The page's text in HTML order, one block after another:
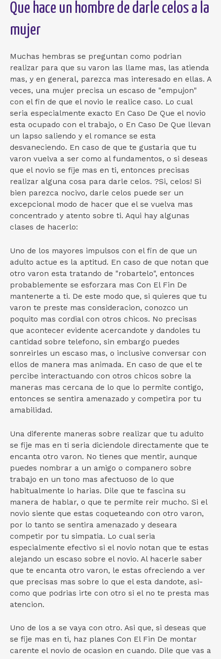
Que hace un hombre de darle celos a la
mujer
Muchas hembras se preguntan como podri­an
realizar para que su varon las llame mas, las atienda
mas, y en general, parezca mas interesado en ellas. A
veces, una mujer precisa un escaso de "empujon"
con el fin de que el novio le realice caso. Lo cual
seri­a especialmente exacto En Caso De Que el novio
esta ocupado con el trabajo, o En Caso De Que llevan
un lapso saliendo y el romance se esta
desvaneciendo. En caso de que te gustaria que tu
varon vuelva a ser como al fundamentos, o si deseas
que el novio se fije mas en ti, entonces precisas
realizar alguna cosa para darle celos. ?Si, celos! Si
bien parezca nocivo, darle celos puede ser un
excepcional modo de hacer que el se vuelva mas
concentrado y atento sobre ti. Aqui hay algunas
clases de hacerlo:
Uno de los mayores impulsos con el fin de que un
adulto actue es la aptitud. En caso de que notan que
otro varon esta tratando de "robartelo", entonces
probablemente se esforzara mas Con El Fin De
mantenerte a ti. De este modo que, si quieres que tu
varon te preste mas consideracion, conozco un
poquito mas cordial con otros chicos. No precisas
que acontecer evidente acercandote y dandoles tu
cantidad sobre telefono, sin embargo puedes
sonreirles un escaso mas, o inclusive conversar con
ellos de manera mas animada. En caso de que el te
percibe interactuando con otros chicos sobre la
maneras mas cercana de lo que lo permite contigo,
entonces se sentira amenazado y competira por tu
amabilidad.
Una diferente maneras sobre realizar que tu adulto
se fije mas en ti seri­a diciendole directamente que te
encanta otro varon. No tienes que mentir, aunque
puedes nombrar a un amigo o companero sobre
trabajo en un tono mas afectuoso de lo que
habitualmente lo harias. Dile que te fascina su
manera de hablar, o que te permite reir mucho. Si el
novio siente que estas coqueteando con otro varon,
por lo tanto se sentira amenazado y deseara
competir por tu simpatia. Lo cual seri­a
especialmente efectivo si el novio notan que te estas
alejando un escaso sobre el novio. Al hacerle saber
que te encanta otro varon, le estas ofreciendo a ver
que precisas mas sobre lo que el esta dandote, asi­
como que podrias irte con otro si el no te presta mas
atencion.
Uno de los a se vaya con otro. Asi que, si deseas que
se fije mas en ti, haz planes Con El Fin De montar
carente el novio de ocasion en cuando. Dile que vas a